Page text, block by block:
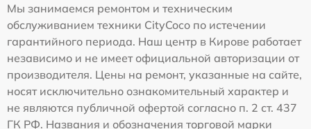
Мы занимаемся ремонтом и техническим
обслуживанием техники CityCoco по истечении
гарантийного периода. Наш центр в Кирове работает
независимо и не имеет официальной авторизации от
производителя. Цены на ремонт, указанные на сайте,
носят исключительно ознакомительный характер и
не являются публичной офертой согласно п. 2 ст. 437
ГК РФ. Названия и обозначения торговой марки